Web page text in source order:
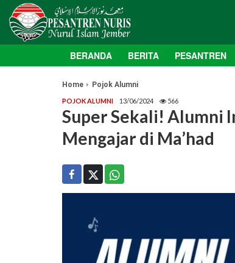
BERANDA BERITA PESANTREN
Home Pojok Alumni
POJOK ALUMNI 13/06/2024 566
Super Sekali! Alumni
Mengajar di Ma’had